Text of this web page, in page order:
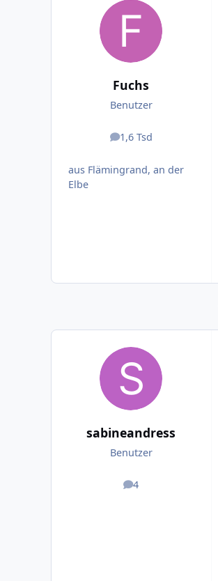
Fuchs
Benutzer
1,6 Tsd
Beiträge
aus Flämingrand, an der
Elbe
sabineandress
Benutzer
4
Beiträge